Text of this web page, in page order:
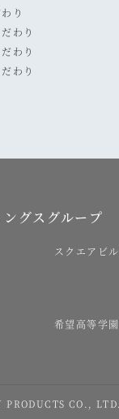
り
わり
わり
わり
グスグループ
スクエアビル
希望高等学園
PRODUCTS CO., LTD.